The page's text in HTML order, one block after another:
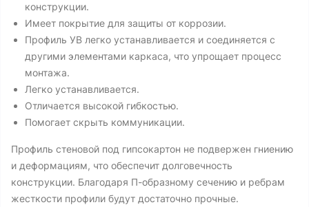
конструкции.
Имеет покрытие для защиты от коррозии.
Профиль УВ легко устанавливается и соединяется с
другими элементами каркаса, что упрощает процесс
монтажа.
Легко устанавливается.
Отличается высокой гибкостью.
Помогает скрыть коммуникации.
Профиль стеновой под гипсокартон не подвержен гниению
и деформациям, что обеспечит долговечность
конструкции. Благодаря П-образному сечению и ребрам
жесткости профили будут достаточно прочные.